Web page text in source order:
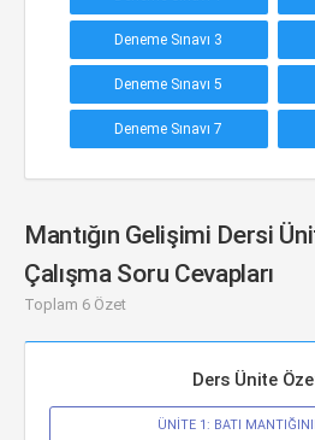
Deneme Sınavı 3
Deneme Sınavı 5
Deneme Sınavı 7
Mantığın Gelişimi Dersi
Çalışma Soru Cevapları
Toplam 6 Özet
Ders Ünite
ÜNİTE 1: BATI